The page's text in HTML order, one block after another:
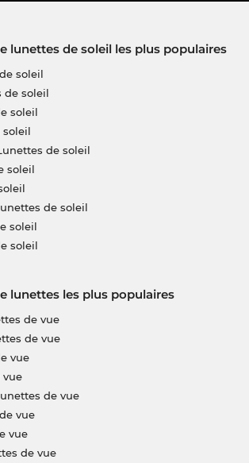
lunettes de soleil les plus populaires
soleil
de soleil
soleil
soleil
de soleil
soleil
de soleil
soleil
soleil
lunettes les plus populaires
de vue
de vue
vue
vue
de vue
vue
vue
de vue